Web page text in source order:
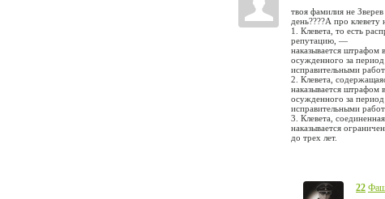
твоя фамилия не
день????А про
1. Клевета, то есть
репутацию, —
наказывается штрафом
осужденного за
исправительными
2. Клевета,
наказывается штрафом
осужденного за
исправительными
3. Клевета,
наказывается
до трех лет.
22